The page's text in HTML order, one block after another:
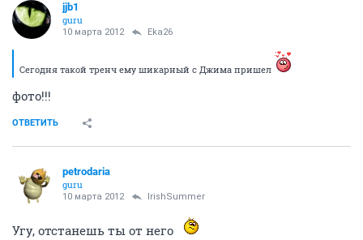
jjb1
guru
10 марта 2012 Eka26
Сегодня такой тренч ему шикарный с Джима пришел
фото!!!
ОТВЕТИТЬ
petrodaria
guru
10 марта 2012 IrishSummer
Угу, отстанешь ты от него